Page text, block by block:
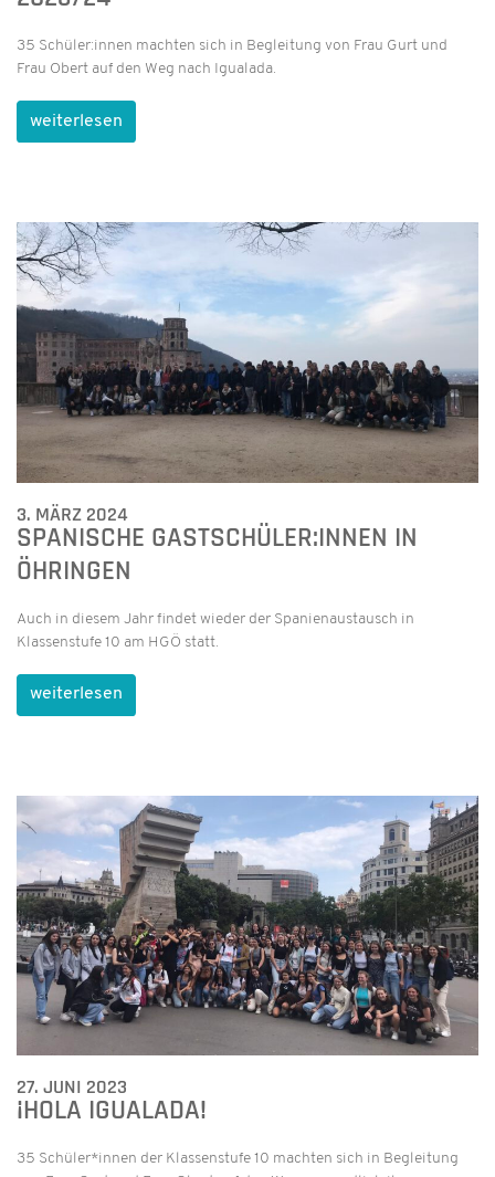
35 Schüler:innen machten sich in Begleitung von Frau Gurt und
Frau Obert auf den Weg nach Igualada.
weiterlesen
3. MÄRZ 2024
SPANISCHE GASTSCHÜLER:INNEN IN
ÖHRINGEN
Auch in diesem Jahr findet wieder der Spanienaustausch in
Klassenstufe 10 am HGÖ statt.
weiterlesen
27. JUNI 2023
¡HOLA IGUALADA!
35 Schüler*innen der Klassenstufe 10 machten sich in Begleitung